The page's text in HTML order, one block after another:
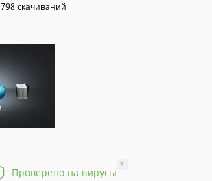
798 скачиваний
Проверено на вирусы
?